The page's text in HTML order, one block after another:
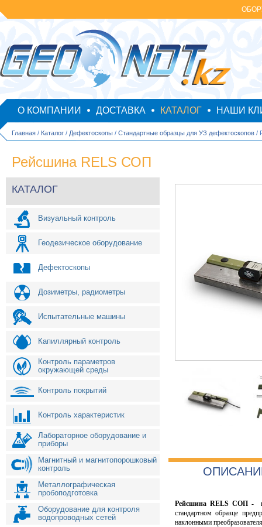
О КОМПАНИИ ДОСТАВКА КАТАЛОГ НАШИ
Главная / Каталог / Дефектоскопы / Стандартные образцы для УЗ дефектоскопов /
Рейсшина RELS СОП
КАТАЛОГ
Визуальный контроль
Геодезическое оборудование
Дефектоскопы
Дозиметры, радиометры
Испытательные машины
Капиллярный контроль
Контроль параметров
окружающей среды
Контроль покрытий
Контроль характеристик
Лабораторное оборудование и
приборы
Магнитный и магнитопорошковый
контроль
Металлографическая
пробоподготовка
Оборудование для контроля
водопроводных сетей
Рейсшина RELS СОП -
стандартном образце
наклонными